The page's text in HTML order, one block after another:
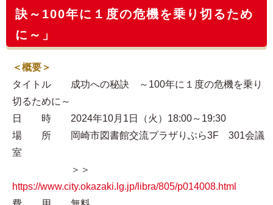
訣～100年に１度の危機を乗り切るため
に～」
＜概要＞
タイトル 成功への秘訣 ～100年に１度の危機を乗り
切るために～
日 時 2024年10月1日（火）18:00～19:30
場 所 岡崎市図書館交流プラザりぶら3F 301会議
室
＞＞
https://www.city.okazaki.lg.jp/libra/805/p014008.html